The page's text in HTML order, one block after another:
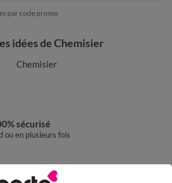
par code promo
idées de Chemisier
Chemisier
sécurisé
ou en plusieurs fois
consignes automatiques